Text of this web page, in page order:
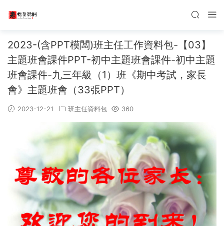
2023-(含PPT模闆)班主任工作資料包-【03】
主題班會課件PPT-初中主題班會課件-初中主題
班會課件-九三年級（1）班《期中考試，家長
會》主題班會（33張PPT）
2023-12-21 班主任資料包 360